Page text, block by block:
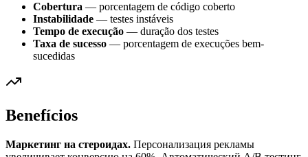
Cobertura — porcentagem de código coberto
Instabilidade — testes instáveis
Tempo de execução — duração dos testes
Taxa de sucesso — porcentagem de execuções bem-
sucedidas
Benefícios
Маркетинг на стероидах. Персонализация рекламы